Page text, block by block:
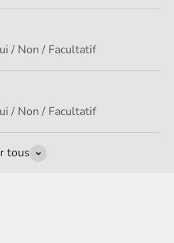
/ Non / Facultatif
/ Non / Facultatif
tous